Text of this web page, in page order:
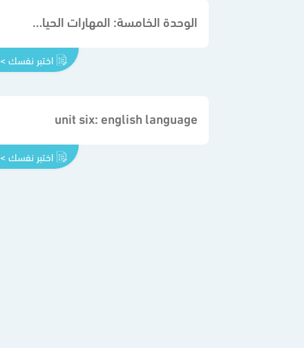
الوحدة الخامسة: المهارات الحياتية والأسرية
اختبر نفسك >
unit six: english language
اختبر نفسك >